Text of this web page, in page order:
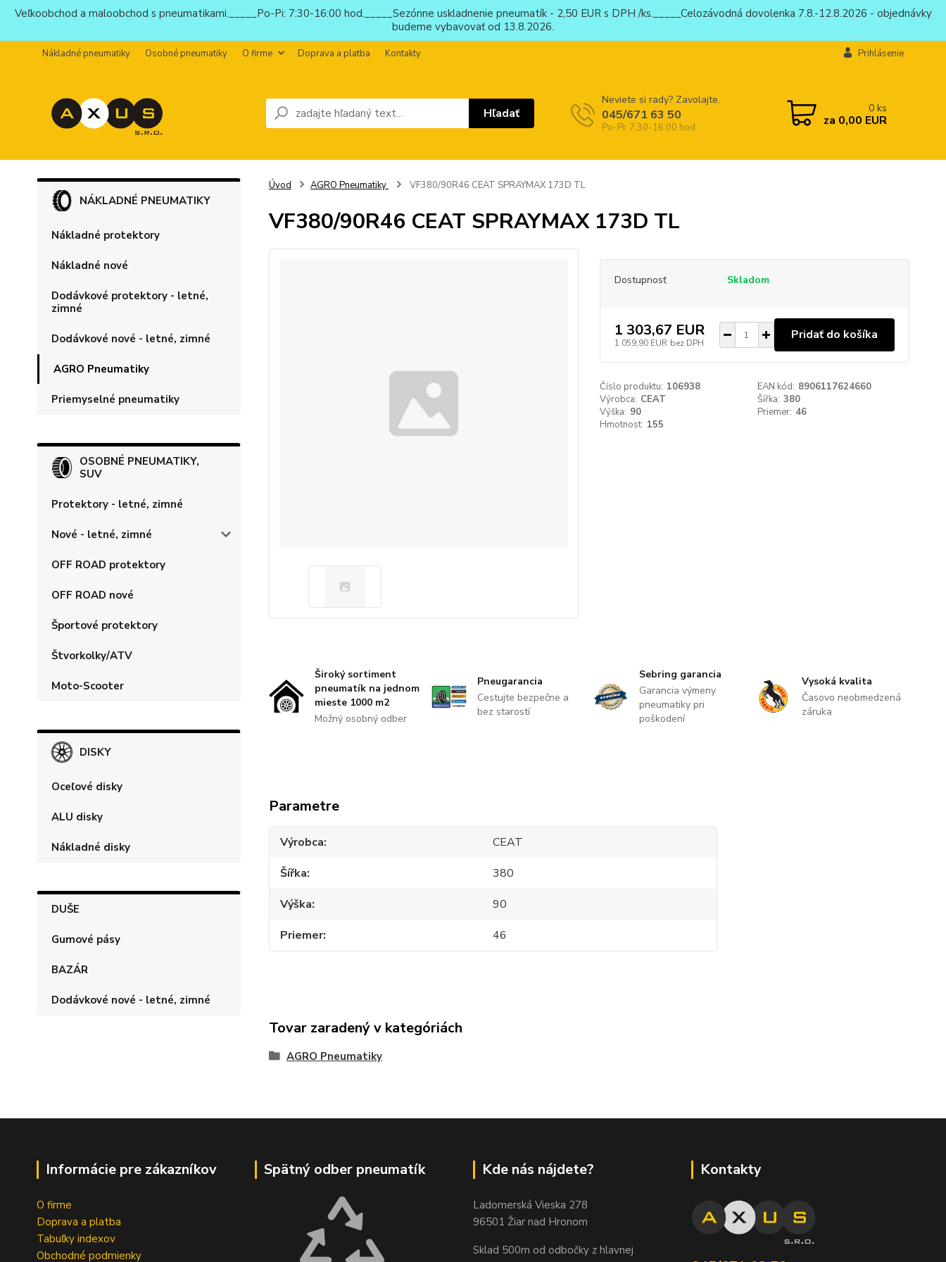
Veľkoobchod a maloobchod s pneumatikami._____Po-Pi: 7:30-16:00 hod._____Sezónne uskladnenie pneumatík - 2,50 EUR s DPH /ks._____Celozávodná dovolenka 7.8.-12.8.2026 - objednávky
budeme vybavovať od 13.8.2026.
Nákladné pneumatiky Osobné pneumatiky O firme Doprava a platba Kontakty Prihlásenie
Hľadať
Neviete si rady? Zavolajte.
045/671 63 50
Po-Pi: 7:30-16:00 hod.
0 ks
za 0,00 EUR
NÁKLADNÉ PNEUMATIKY
Nákladné protektory
Nákladné nové
Dodávkové protektory - letné,
zimné
Dodávkové nové - letné, zimné
AGRO Pneumatiky
Priemyselné pneumatiky
OSOBNÉ PNEUMATIKY,
SUV
Protektory - letné, zimné
Nové - letné, zimné
OFF ROAD protektory
OFF ROAD nové
Športové protektory
Štvorkolky/ATV
Moto-Scooter
DISKY
Oceľové disky
ALU disky
Nákladné disky
DUŠE
Gumové pásy
BAZÁR
Dodávkové nové - letné, zimné
Úvod AGRO Pneumatiky VF380/90R46 CEAT SPRAYMAX 173D TL
VF380/90R46 CEAT SPRAYMAX 173D TL
Dostupnosť Skladom
1 303,67 EUR
1 059,90 EUR bez DPH
Pridať do košíka
Číslo produktu: 106938 EAN kód: 8906117624660
Výrobca: CEAT Šířka: 380
Výška: 90 Priemer: 46
Hmotnost: 155
Široký sortiment
pneumatík na jednom
mieste 1000 m2
Možný osobný odber
Pneugarancia
Cestujte bezpečne a
bez starostí
Sebring garancia
Garancia výmeny
pneumatiky pri
poškodení
Vysoká kvalita
Časovo neobmedzená
záruka
Parametre
Výrobca
CEAT
Šířka
380
Výška
90
Priemer
46
Tovar zaradený v kategóriách
AGRO Pneumatiky
Informácie pre zákazníkov
O firme
Doprava a platba
Tabuľky indexov
Obchodné podmienky
Spätný odber pneumatík Kde nás nájdete?
Ladomerská Vieska 278
96501 Žiar nad Hronom
Sklad 500m od odbočky z hlavnej
Kontakty